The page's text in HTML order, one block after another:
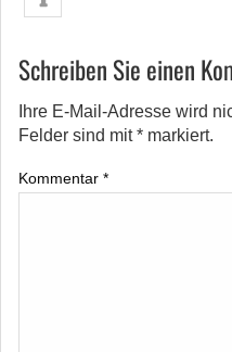
Schreiben Sie einen
Ihre E-Mail-Adresse wird
Felder sind mit* markiert.
Kommentar *